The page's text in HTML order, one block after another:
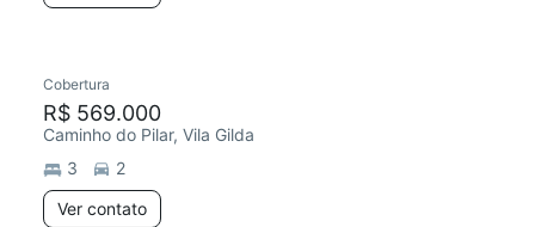
Cobertura
R$ 569.000
Caminho do Pilar, Vila Gilda
3
2
Ver contato